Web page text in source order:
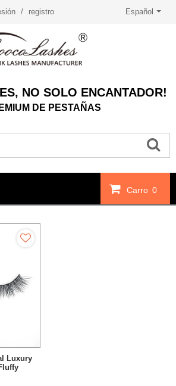
/ registro Español
NO SOLO ENCANTADOR!
DE PESTAÑAS
Carro 0
Luxury
De